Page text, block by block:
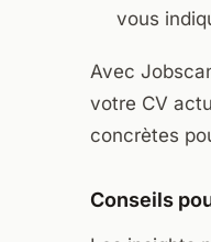
vous
Avec
votre CV
concrètes
Conseils